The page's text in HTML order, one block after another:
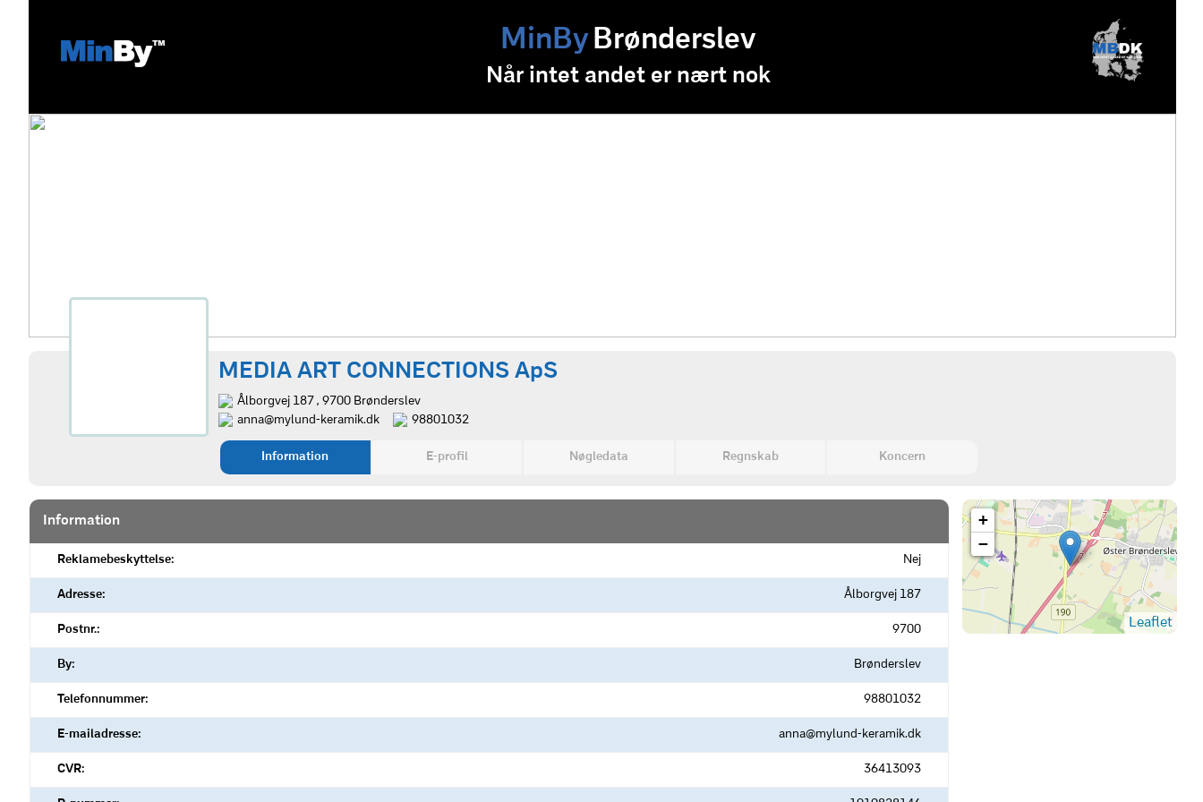
MinByBrønderslev
Når intet andet er nært nok
MEDIA ART CONNECTIONS ApS
Ålborgvej 187 , 9700 Brønderslev
anna@mylund-keramik.dk
98801032
Information E-profil Nøgledata Regnskab Koncern
Information
Reklamebeskyttelse: Nej
Adresse: Ålborgvej 187
Postnr.: 9700
By: Brønderslev
Telefonnummer: 98801032
E-mailadresse: anna@mylund-keramik.dk
CVR: 36413093
+
−
Leaflet